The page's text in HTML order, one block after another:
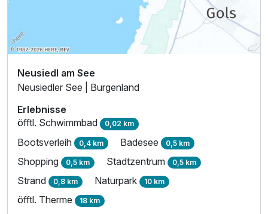
Neusiedl am See
Neusiedler See | Burgenland
Erlebnisse
öfftl. Schwimmbad 0,02 km
Bootsverleih 0,4 km Badesee 0,5 km
Shopping 0,5 km Stadtzentrum 0,5 km
Strand 0,8 km Naturpark 10 km
öfftl. Therme 18 km